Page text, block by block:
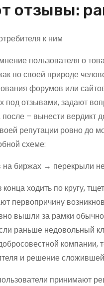
отзывы:
пользователя о
по своей природе
форумов или
отзывами, задают
– вынести вердикт
репутации ровно до
схеме:
на биржах → перекрыли
ходить по кругу,
первопричину
вышли за рамки
раньше недовольный
компании,
и решение
принимают